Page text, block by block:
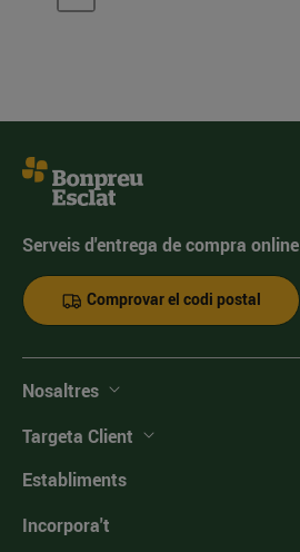
Serveis d'entrega de compra online
Comprovar el codi postal
Nosaltres
Targeta Client
Establiments
Incorpora't